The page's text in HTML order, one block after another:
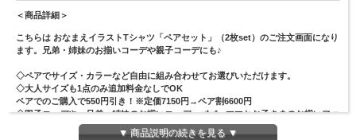
＜商品詳細＞
こちらは おなまえイラストTシャツ「ペアセット」（2枚set）のご注文画面になり
ます。兄弟・姉妹のお揃いコーデや親子コーデにも♪
◇ペアでサイズ・カラーなど自由に組み合わせてお選びいただけます。
◇大人サイズも1点のみ追加料金なしでOK
ペアでのご購入で550円引き！※定価7150円→ペア割6600円
◇双子コーデや、兄弟・姉妹のお揃いコーデ、パパ・ママとお子さまのお揃いファ
▼ 商品説明の続きを見る ▼